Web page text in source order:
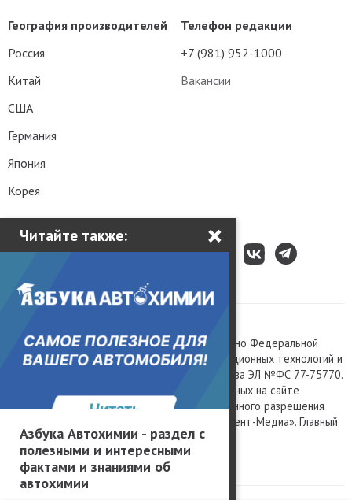
Читайте также: ×
Азбука Автохимии - раздел с
полезными и интересными
фактами и знаниями об
автохимии
Телефон редакции
+7 (981) 952-1000
Вакансии
География производителей
Россия
Китай
США
Германия
Япония
Корея
Сетевое издание «Kolesa.ru», зарегистрировано Федеральной
службой по надзору в сфере связи, информационных технологий и
массовых коммуникаций, номер свидетельства ЭЛ №ФС 77-75770.
Любое использование материалов, размещенных на сайте
www.kolesa.ru, допускается только с письменного разрешения
правообладателя. Учредитель ООО «Президент-Медиа». Главный
редактор Баландин М.А. 0+
Политика конфиденциальности